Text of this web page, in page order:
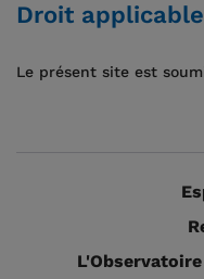
Droit
Le présent site est